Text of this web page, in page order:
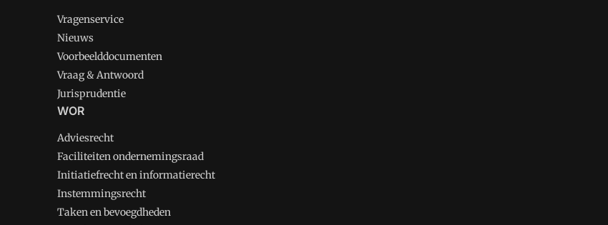
Vragenservice
Nieuws
Voorbeelddocumenten
Vraag & Antwoord
Jurisprudentie
WOR
Adviesrecht
Faciliteiten ondernemingsraad
Initiatiefrecht en informatierecht
Instemmingsrecht
Taken en bevoegdheden